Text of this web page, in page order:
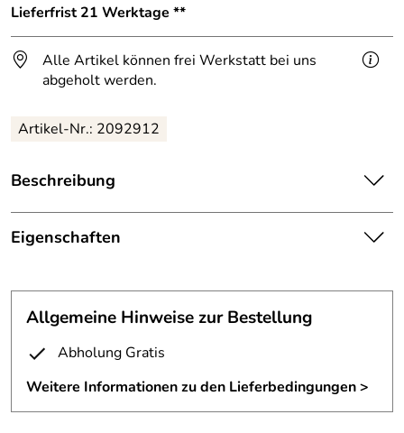
Lieferfrist 21 Werktage **
Alle Artikel können frei Werkstatt bei uns
abgeholt werden.
Artikel-Nr.: 2092912
Beschreibung
Vogelskulpturen für 3 Baumstümpfe.
Feuerverzinkte Vögel aus 3 mm Stahlblech von Hand
Baumstümpfe aufgeschraubt.
Eigenschaften
Befestigung:
mit Bodenblech
Material:
3 mm Stahl plasmagetrennt
Oberfläche:
feuerverzinkt
Allgemeine Hinweise zur Bestellung
Abholung Gratis
Weitere Informationen zu den Lieferbedingungen >